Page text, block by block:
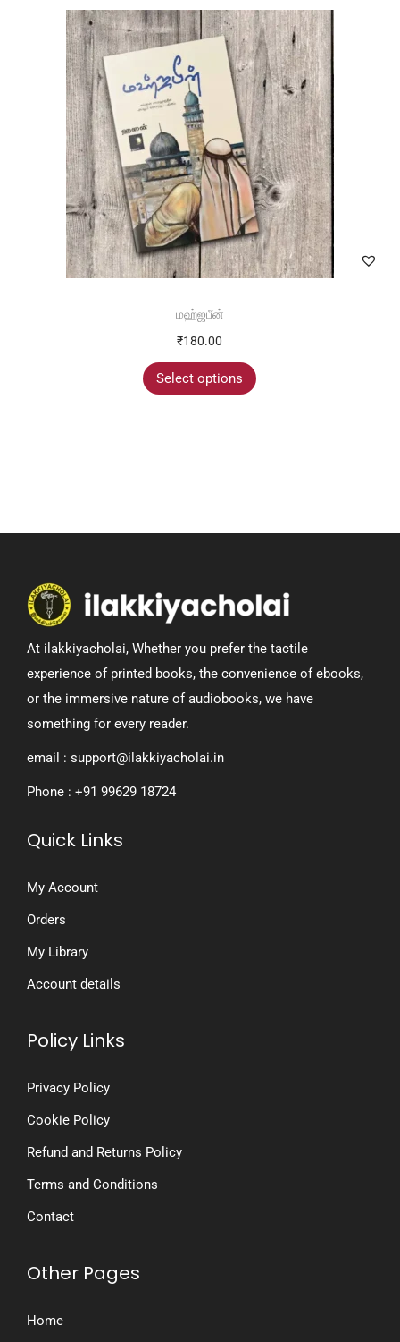
மஹ்ஜபீன்
₹180.00
Select options
At ilakkiyacholai, Whether you prefer the tactile
experience of printed books, the convenience of ebooks,
or the immersive nature of audiobooks, we have
something for every reader.
email : support@ilakkiyacholai.in
Phone : +91 99629 18724
Quick Links
My Account
Orders
My Library
Account details
Policy Links
Privacy Policy
Cookie Policy
Refund and Returns Policy
Terms and Conditions
Contact
Other Pages
Home